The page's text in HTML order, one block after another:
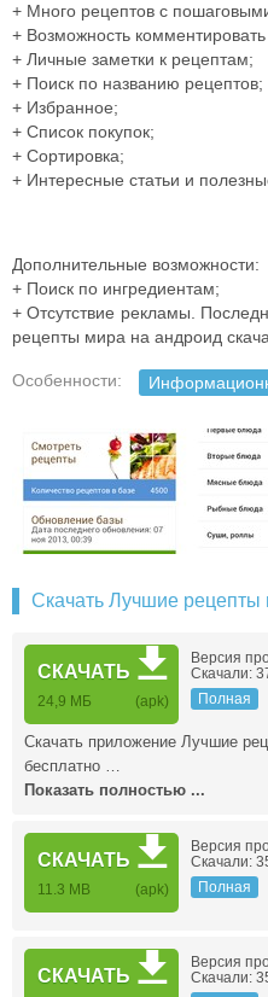
+ Много рецептов с
+ Возможность
+ Личные заметки к рецептам;
+ Поиск по названию рецептов;
+ Избранное;
+ Список покупок;
+ Сортировка;
+ Интересные статьи и
Дополнительные возможности:
+ Поиск по ингредиентам;
+ Отсутствие рекламы.
рецепты мира на андроид
Особенности:
Скачать Лучшие рецепты
СКАЧАТЬ
24,9 МБ (apk)
Версия
Скачали:
Полная
Скачать приложение Лучшие
бесплатно …
Показать полностью ...
СКАЧАТЬ
11.3 MB (apk)
Версия
Скачали:
Полная
СКАЧАТЬ
Версия
Скачали: